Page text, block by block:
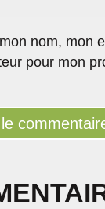
nom, mon
pour mon